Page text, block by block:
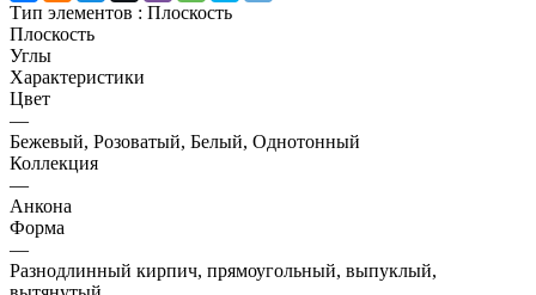
Тип элементов : Плоскость
Плоскость
Углы
Характеристики
Цвет
—
Бежевый, Розоватый, Белый, Однотонный
Коллекция
—
Анкона
Форма
—
Разнодлинный кирпич, прямоугольный, выпуклый,